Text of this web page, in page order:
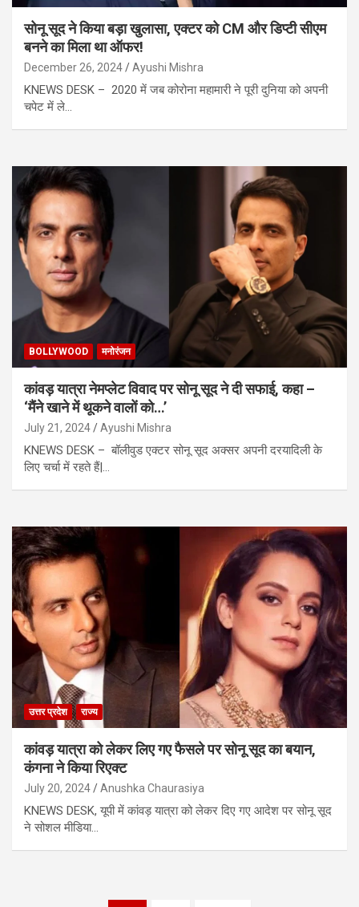
सोनू सूद ने किया बड़ा खुलासा, एक्टर को CM और डिप्टी सीएम
बनने का मिला था ऑफर!
December 26, 2024 Ayushi Mishra
KNEWS DESK – 2020 में जब कोरोना महामारी ने पूरी दुनिया को अपनी
चपेट में ले…
BOLLYWOOD मनोरंजन
कांवड़ यात्रा नेमप्लेट विवाद पर सोनू सूद ने दी सफाई, कहा –
‘मैंने खाने में थूकने वालों को…’
July 21, 2024 Ayushi Mishra
KNEWS DESK – बॉलीवुड एक्टर सोनू सूद अक्सर अपनी दरयादिली के
लिए चर्चा में रहते हैं|…
उत्तर प्रदेश राज्य
कांवड़ यात्रा को लेकर लिए गए फैसले पर सोनू सूद का बयान,
कंगना ने किया रिएक्ट
July 20, 2024 Anushka Chaurasiya
KNEWS DESK, यूपी में कांवड़ यात्रा को लेकर दिए गए आदेश पर सोनू सूद
ने सोशल मीडिया…